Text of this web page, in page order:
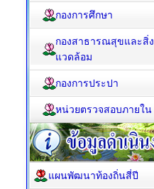
กองการศึกษา
กองสาธารณสุขและสิ่ง
แวดล้อม
กองการประปา
หน่วยตรวจสอบภายใน
แผนพัฒนาท้องถิ่นสี่ปี